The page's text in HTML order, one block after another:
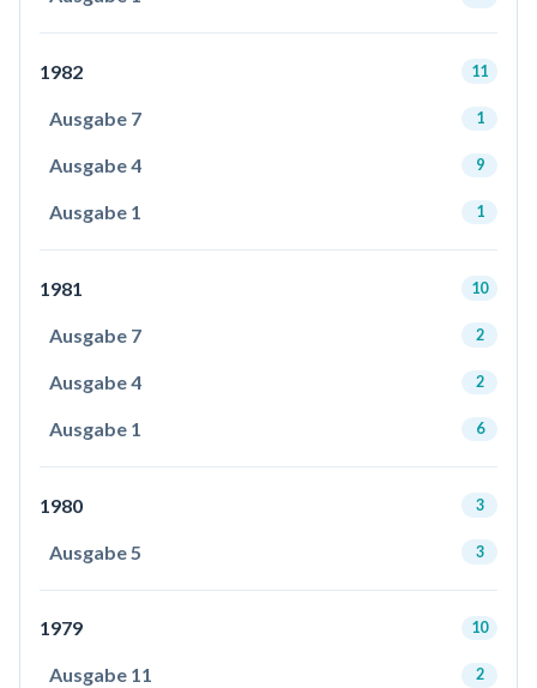
1982 11
Ausgabe 7 1
Ausgabe 4 9
Ausgabe 1 1
1981 10
Ausgabe 7 2
Ausgabe 4 2
Ausgabe 1 6
1980 3
Ausgabe 5 3
1979 10
Ausgabe 11 2